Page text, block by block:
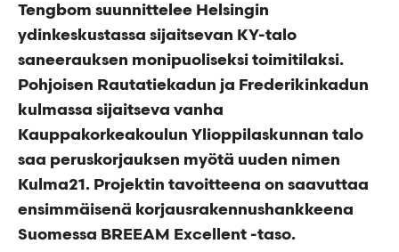
Tengbom suunnittelee Helsingin
ydinkeskustassa sijaitsevan KY-talo
saneerauksen monipuoliseksi toimitilaksi.
Pohjoisen Rautatiekadun ja Frederikinkadun
kulmassa sijaitseva vanha
Kauppakorkeakoulun Ylioppilaskunnan talo
saa peruskorjauksen myötä uuden nimen
Kulma21. Projektin tavoitteena on saavuttaa
ensimmäisenä korjausrakennushankkeena
Suomessa BREEAM Excellent -taso.